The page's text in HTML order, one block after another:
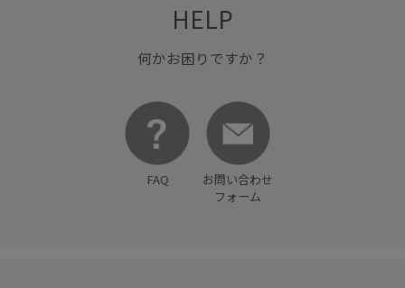
HELP
何かお困りですか？
FAQ
お問い合わせ
フォーム